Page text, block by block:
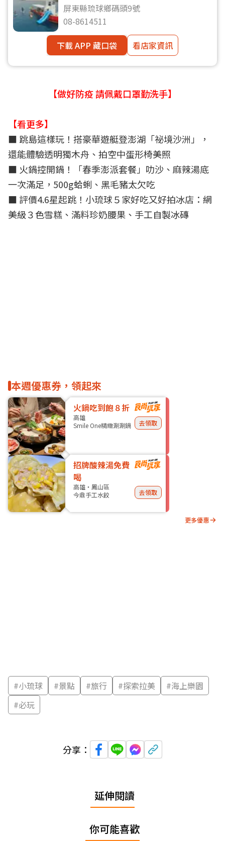
屏東縣琉球鄉碼頭9號
08-8614511
下載 APP 藏口袋
看店家資訊
【做好防疫 請佩戴口罩勤洗手】
【看更多】
■ 跳島這樣玩！搭豪華遊艇登澎湖「祕境沙洲」，
還能體驗透明獨木舟、拍空中蛋形椅美照
■ 火鍋控開鍋！「春季澎派套餐」叻沙、麻辣湯底
一次滿足，500g蛤蜊、黑毛豬太欠吃
■ 評價4.6星起跳！小琉球５家好吃又好拍冰店：網
美級３色雪糕、滿料珍奶腰果、手工自製冰磚
本週優惠券，領起來
火鍋吃到飽８折
高雄
Smile One精緻涮涮鍋
去領取
招牌酸辣湯免費
喝
高雄・鳳山區
今鼎手工水餃
去領取
更多優惠
#小琉球 #景點 #旅行 #探索拉美 #海上樂園
#必玩
分享：
延伸閱讀
你可能喜歡